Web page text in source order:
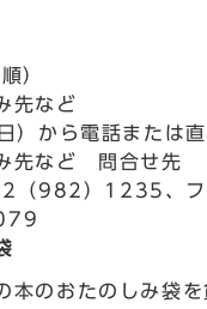
）
先など
）から電話または
先など 問合せ先
（982）1235、
本のおたのしみ袋を